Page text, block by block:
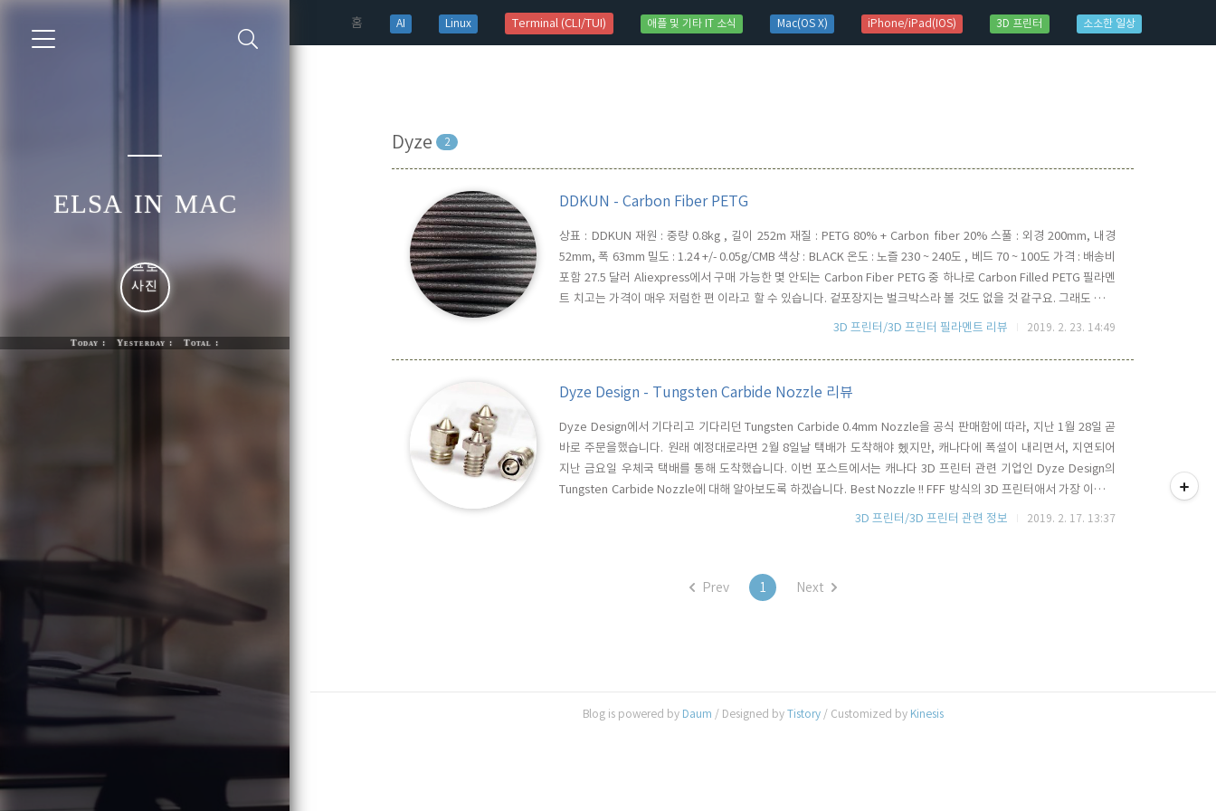
홈(current)
AI Linux Terminal (CLI/TUI) 애플 및 기타 IT 소식 Mac(OS X) iPhone/iPad(IOS) 3D 프린터 소소한 일상
elsa in mac
Today : Yesterday : Total :
Dyze 2
DDKUN - Carbon Fiber PETG
상표 : DDKUN 재원 : 중량 0.8kg , 길이 252m 재질 : PETG 80% + Carbon fiber 20% 스풀 : 외경 200mm, 내경
52mm, 폭 63mm 밀도 : 1.24 +/- 0.05g/CMB 색상 : BLACK 온도 : 노즐 230 ~ 240도 , 베드 70 ~ 100도 가격 : 배송비
포함 27.5 달러 Aliexpress에서 구매 가능한 몇 안되는 Carbon Fiber PETG 중 하나로 Carbon Filled PETG 필라멘
트 치고는 가격이 매우 저럼한 편 이라고 할 수 있습니다. 겉포장지는 벌크박스라 볼 것도 없을 것 같구요. 그래도 필라
멘트 내부는 랩으로 둘러싸여 있고, 그 위에 다시 진공 패킹이 되어 있습니다. 물론 안에 실리카 젤 들어 있구요.. 패킹
3D 프린터/3D 프린터 필라멘트 리뷰 2019. 2. 23. 14:49
Dyze Design - Tungsten Carbide Nozzle 리뷰
Dyze Design에서 기다리고 기다리던 Tungsten Carbide 0.4mm Nozzle을 공식 판매함에 따라, 지난 1월 28일 곧
바로 주문을했습니다. 원래 예정대로라면 2월 8일날 택배가 도착해야 헸지만, 캐나다에 폭설이 내리면서, 지연되어
지난 금요일 우체국 택배를 통해 도착했습니다. 이번 포스트에서는 캐나다 3D 프린터 관련 기업인 Dyze Design의
Tungsten Carbide Nozzle에 대해 알아보도록 하겠습니다. Best Nozzle !! FFF 방식의 3D 프린터애서 가장 이상적
인 노즐이 갖춰야 할 덕목은 뭘까? 우선 경도(hardness)로 어떤 재질의 필라멘트를 사용하더라도 노즐 팁이 손상되지
3D 프린터/3D 프린터 관련 정보 2019. 2. 17. 13:37
Prev 1 Next
Blog is powered by Daum / Designed by Tistory/ Customized by Kinesis
티스토리툴바